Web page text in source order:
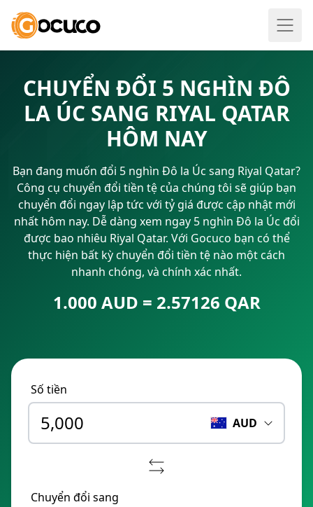
CHUYỂN ĐỔI 5 NGHÌN ĐÔ
LA ÚC SANG RIYAL QATAR
HÔM NAY
Bạn đang muốn đổi 5 nghìn Đô la Úc sang Riyal Qatar?
Công cụ chuyển đổi tiền tệ của chúng tôi sẽ giúp bạn
chuyển đổi ngay lập tức với tỷ giá được cập nhật mới
nhất hôm nay. Dễ dàng xem ngay 5 nghìn Đô la Úc đổi
được bao nhiêu Riyal Qatar. Với Gocuco bạn có thể
thực hiện bất kỳ chuyển đổi tiền tệ nào một cách
nhanh chóng, và chính xác nhất.
1.000 AUD = 2.57126 QAR
Số tiền
AUD
Chuyển đổi sang